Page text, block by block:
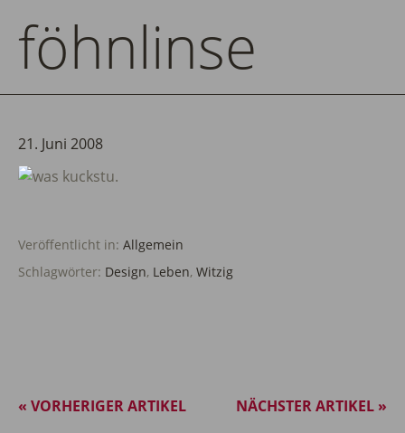
föhnlinse
21. Juni 2008
Veröffentlicht in: Allgemein
Schlagwörter: Design, Leben, Witzig
NÄCHSTER ARTIKEL »
« VORHERIGER ARTIKEL